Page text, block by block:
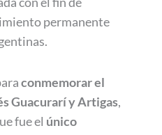
permanente
conmemorar el
Guacurarí y Artigas,
fue el único